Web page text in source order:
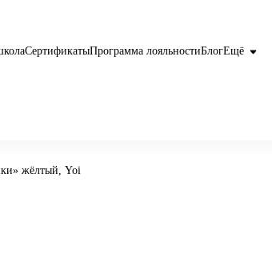
СертификатыПрограмма лояльностиБлогЕщё
жёлтый, Yoi